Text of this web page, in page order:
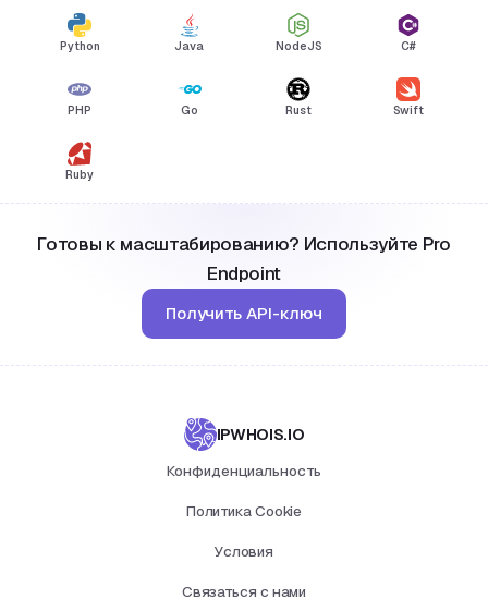
Python Java NodeJS C#
PHP Go Rust Swift
Ruby
Готовы к масштабированию? Используйте Pro
Endpoint
Получить API-ключ
IPWHOIS.IO
Конфиденциальность
Политика Cookie
Условия
Связаться с нами